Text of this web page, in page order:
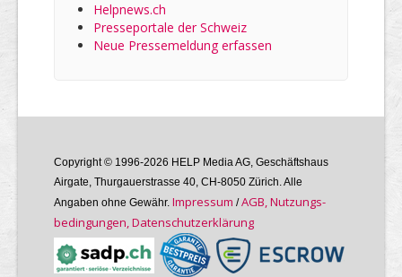
Helpnews.ch
Presseportale der Schweiz
Neue Pressemeldung erfassen
Copyright © 1996-2026 HELP Media AG, Geschäftshaus
Airgate, Thurgauer­strasse 40, CH-8050 Zürich. Alle
Angaben ohne Gewähr. Im­pres­sum /AGB, Nutzungs­
bedin­gungen, Daten­schutz­er­klärung